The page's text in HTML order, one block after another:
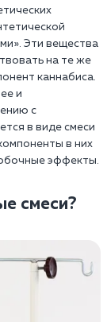
Эти вещества
на те же
каннабиса.
и
с
в виде смеси
в них
эффекты.
смеси?